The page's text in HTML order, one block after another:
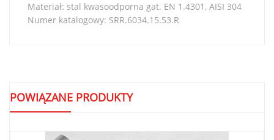
Materiał: stal kwasoodporna gat. EN 1.4301, AISI 304
Numer katalogowy: SRR.6034.15.53.R
POWIĄZANE PRODUKTY